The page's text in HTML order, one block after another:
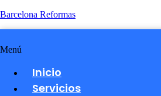
Barcelona Reformas
Menú
Inicio
Servicios